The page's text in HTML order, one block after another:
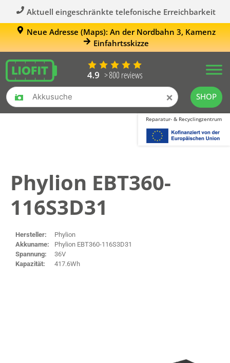
Aktuell eingeschränkte telefonische Erreichbarkeit
Neue Adresse (Maps): An der Nordbahn 3, Kamenz
Einfahrtsskizze
× SHOP
Reparatur- & Recyclingzentrum
Phylion EBT360-
116S3D31
Hersteller:
Phylion
Akkuname:
Phylion EBT360-116S3D31
Spannung:
36V
Kapazität:
417.6Wh